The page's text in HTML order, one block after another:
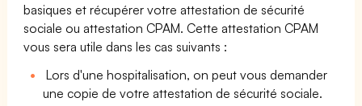
basiques et récupérer votre attestation de sécurité
sociale ou attestation CPAM. Cette attestation CPAM
vous sera utile dans les cas suivants :
Lors d'une hospitalisation, on peut vous demander
une copie de votre attestation de sécurité sociale.